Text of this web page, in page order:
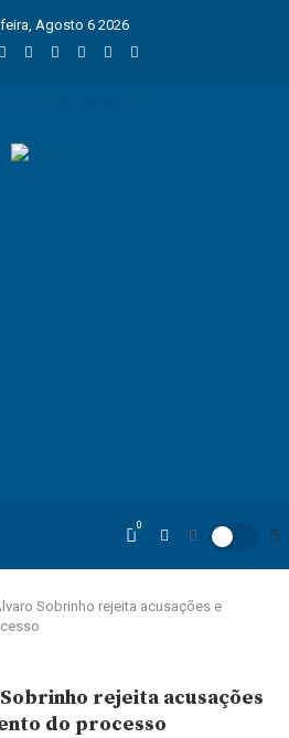
Agosto 6 2026
0
Sobrinho rejeita acusações e
rejeita acusações
do processo